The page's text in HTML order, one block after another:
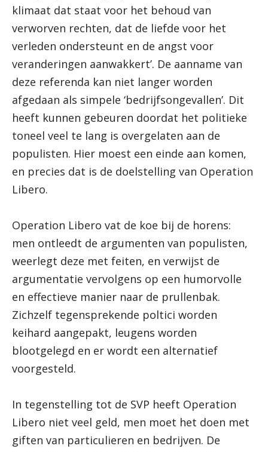
klimaat dat staat voor het behoud van
verworven rechten, dat de liefde voor het
verleden ondersteunt en de angst voor
veranderingen aanwakkert’. De aanname van
deze referenda kan niet langer worden
afgedaan als simpele ‘bedrijfsongevallen’. Dit
heeft kunnen gebeuren doordat het politieke
toneel veel te lang is overgelaten aan de
populisten. Hier moest een einde aan komen,
en precies dat is de doelstelling van Operation
Libero.
Operation Libero vat de koe bij de horens:
men ontleedt de argumenten van populisten,
weerlegt deze met feiten, en verwijst de
argumentatie vervolgens op een humorvolle
en effectieve manier naar de prullenbak.
Zichzelf tegensprekende poltici worden
keihard aangepakt, leugens worden
blootgelegd en er wordt een alternatief
voorgesteld.
In tegenstelling tot de SVP heeft Operation
Libero niet veel geld, men moet het doen met
giften van particulieren en bedrijven. De